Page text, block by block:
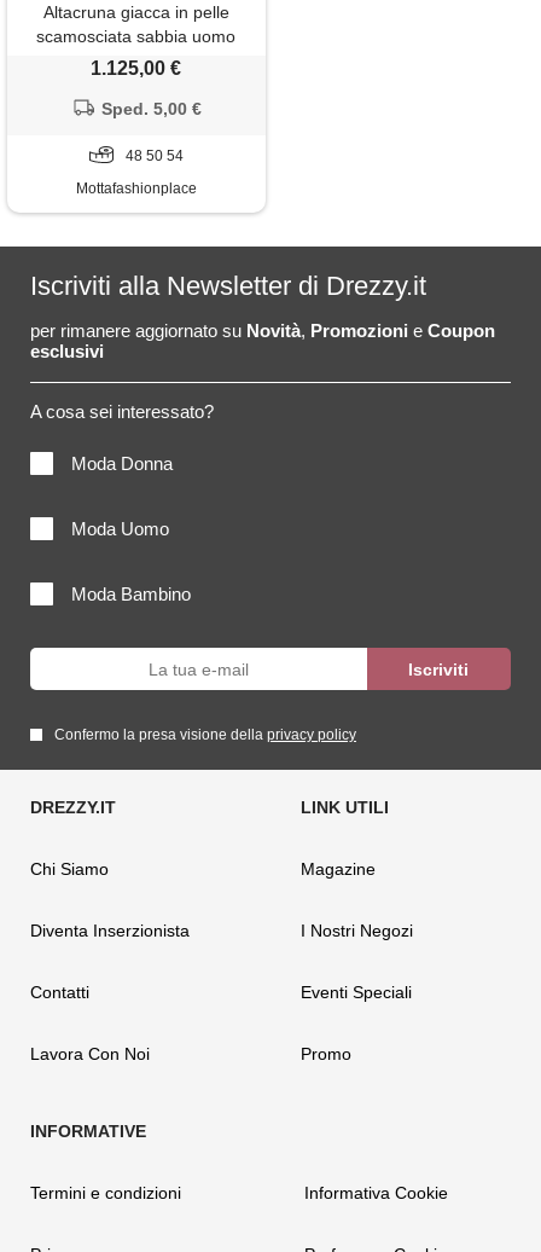
Altacruna giacca in pelle
scamosciata sabbia uomo
1.125,00 €
Sped. 5,00 €
48 50 54
Mottafashionplace
Iscriviti alla Newsletter di Drezzy.it
per rimanere aggiornato su Novità, Promozioni e Coupon
esclusivi
A cosa sei interessato?
Moda Donna
Moda Uomo
Moda Bambino
Confermo la presa visione della privacy policy
Chi Siamo
Diventa Inserzionista
Contatti
Lavora Con Noi
Magazine
I Nostri Negozi
Eventi Speciali
Promo
Termini e condizioni Informativa Cookie